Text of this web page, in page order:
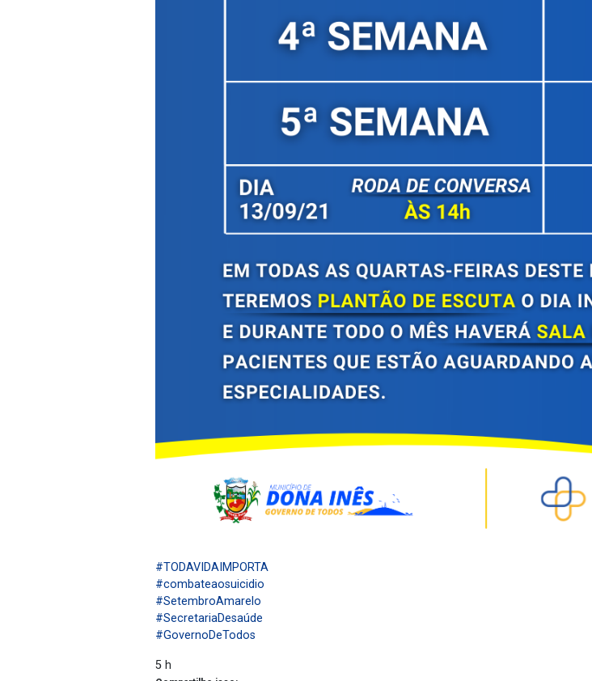
#TODAVIDAIMPORTA
#combateaosuicidio
#SetembroAmarelo
#SecretariaDesaúde
#GovernoDeTodos
5 h